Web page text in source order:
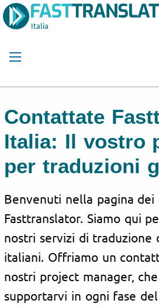
Italia
Contattate
Italia: Il vostro
per traduzioni
Benvenuti nella pagina
Fasttranslator. Siamo qui
nostri servizi di traduzione
italiani. Offriamo un
nostri project manager,
supportarvi in ogni fase